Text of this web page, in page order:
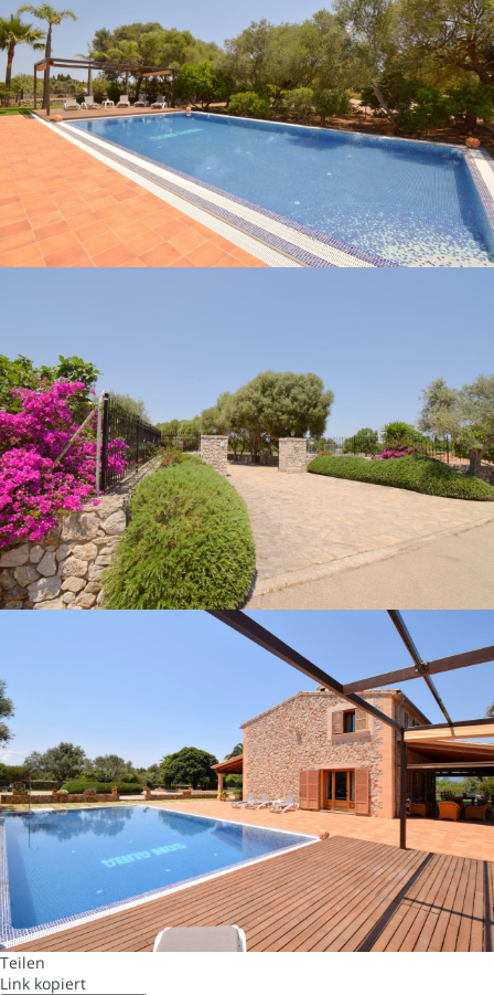
Teilen
Link kopiert